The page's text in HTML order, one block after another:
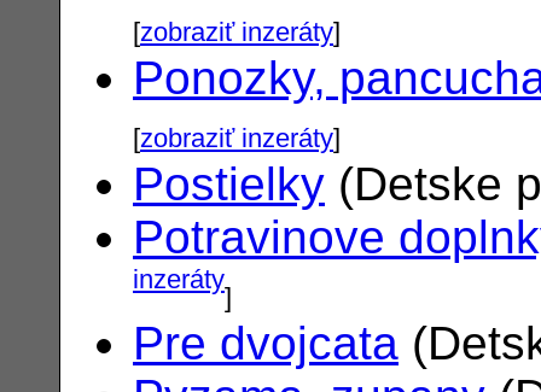
[zobraziť inzeráty]
Ponozky,
[zobraziť inzeráty]
Postielky (Detske
Potravinove
inzeráty]
Pre dvojcata